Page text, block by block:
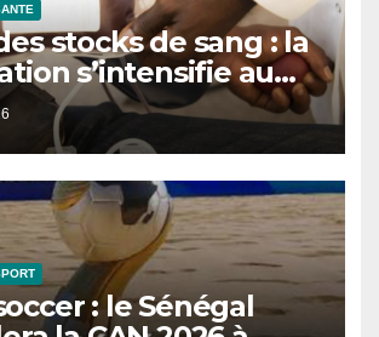
stocks de sang : la
s’intensifie au
Dakar.
: le Sénégal